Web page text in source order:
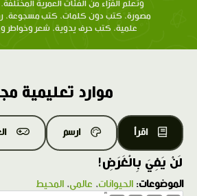
وتعلّم القرّاء من الفئات العمرية
مصورة، كتب دون كلمات، كتب مسجوعة،
علمية، كتب حرف يدوية، شعر وخواطر
موارد تعليمية
اقرأ ارسم
لَنْ يَفِيَ بِالْغَرَضِ!
الموضوعات: الحيوانات، عالمي، المحيط